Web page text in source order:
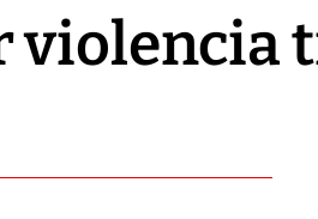
violencia